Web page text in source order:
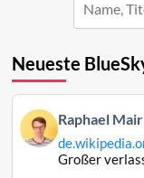
Neueste
Beitrag
von
Raphael
Raphael Mair
Großer